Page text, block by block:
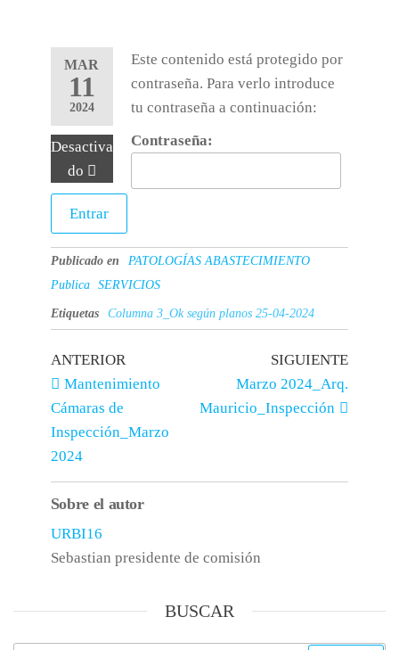
MAR
11
2024
Desactiva
do
Este contenido está protegido por
contraseña. Para verlo introduce
tu contraseña a continuación:
Contraseña:
Publicado en
PATOLOGÍAS ABASTECIMIENTO
Publica
SERVICIOS
Etiquetas Columna 3_Ok según planos 25-04-2024
ANTERIOR
Mantenimiento
Cámaras de
Inspección_Marzo
2024
SIGUIENTE
Marzo 2024_Arq.
Mauricio_Inspección
Sobre el autor
URBI16
Sebastian presidente de comisión
BUSCAR